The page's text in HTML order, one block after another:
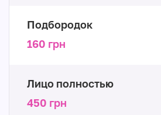
Подбородок
160 грн
Лицо полностью
450 грн